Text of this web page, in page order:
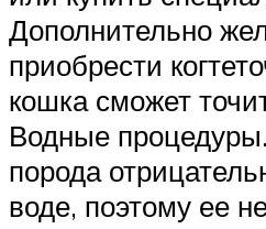
Дополнительно
приобрести
кошка сможет
Водные
порода
воде, поэтому ее